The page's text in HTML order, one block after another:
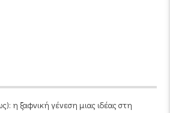
η ξαφνική γένεση μιας ιδέας στη